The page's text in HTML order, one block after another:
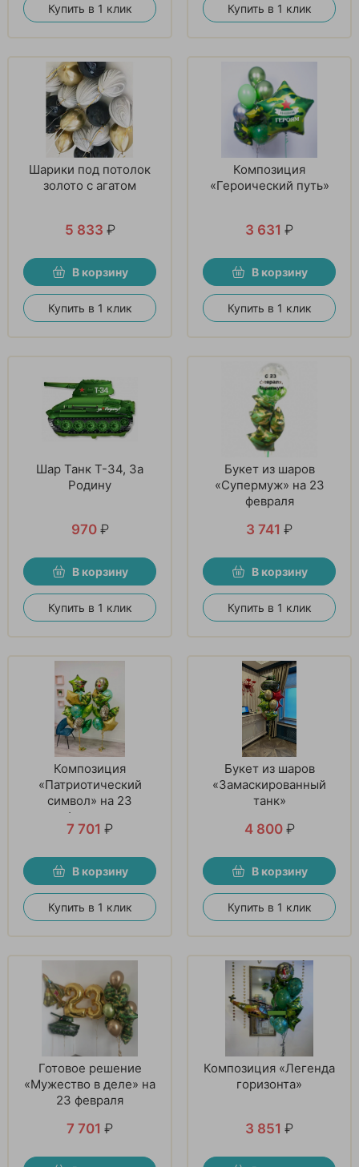
Купить в 1 клик Купить в 1 клик
Шарики под потолок
золото с агатом
5 833 ₽
В корзину
Купить в 1 клик
Композиция
«Героический путь»
3 631 ₽
В корзину
Купить в 1 клик
Шар Танк T-34, За
Родину
970 ₽
В корзину
Купить в 1 клик
Букет из шаров
«Супермуж» на 23
февраля
3 741 ₽
В корзину
Купить в 1 клик
Композиция
«Патриотический
символ» на 23
февраля
7 701 ₽
В корзину
Купить в 1 клик
Букет из шаров
«Замаскированный
танк»
4 800 ₽
В корзину
Купить в 1 клик
Готовое решение
«Мужество в деле» на
23 февраля
7 701 ₽
Композиция «Легенда
горизонта»
3 851 ₽